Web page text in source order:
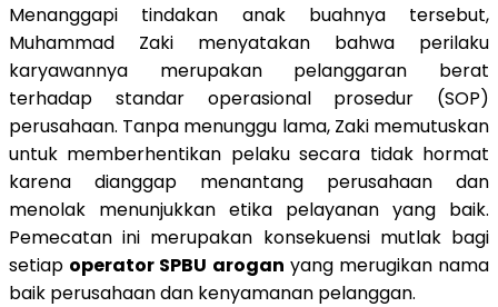
Menanggapi tindakan anak buahnya tersebut,
Muhammad Zaki menyatakan bahwa perilaku
karyawannya merupakan pelanggaran berat
terhadap standar operasional prosedur (SOP)
perusahaan. Tanpa menunggu lama, Zaki memutuskan
untuk memberhentikan pelaku secara tidak hormat
karena dianggap menantang perusahaan dan
menolak menunjukkan etika pelayanan yang baik.
Pemecatan ini merupakan konsekuensi mutlak bagi
setiap operator SPBU arogan yang merugikan nama
baik perusahaan dan kenyamanan pelanggan.